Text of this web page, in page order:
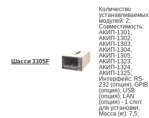
Шасси 3305F
Количество
устанавливаемых
модулей: 2;
Совместимость:
АКИП-1301,
АКИП-1302,
АКИП-1303,
АКИП-1304,
АКИП-1305,
АКИП-1323,
АКИП-1324,
АКИП-1325;
Интерфейс: RS-
232 (опция), GPIB
(опция), USB
(опция), LAN
(опция) - 1 слот
для установки;
Масса (кг): 7,5;